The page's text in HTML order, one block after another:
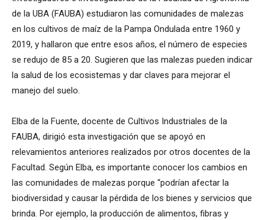
de la UBA (FAUBA) estudiaron las comunidades de malezas
en los cultivos de maíz de la Pampa Ondulada entre 1960 y
2019, y hallaron que entre esos años, el número de especies
se redujo de 85 a 20. Sugieren que las malezas pueden indicar
la salud de los ecosistemas y dar claves para mejorar el
manejo del suelo.
Elba de la Fuente, docente de Cultivos Industriales de la
FAUBA, dirigió esta investigación que se apoyó en
relevamientos anteriores realizados por otros docentes de la
Facultad. Según Elba, es importante conocer los cambios en
las comunidades de malezas porque “podrían afectar la
biodiversidad y causar la pérdida de los bienes y servicios que
brinda. Por ejemplo, la producción de alimentos, fibras y